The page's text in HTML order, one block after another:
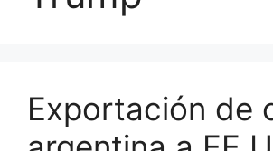
Exportación de